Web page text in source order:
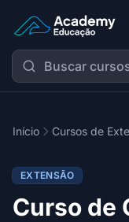
Academy Extensão
Início Cursos de
EXTENSÃO
Curso de